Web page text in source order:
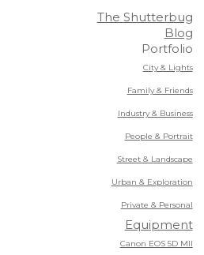
The Shutterbug
Blog
Portfolio
City & Lights
Family & Friends
Industry & Business
People & Portrait
Street & Landscape
Urban & Exploration
Private & Personal
Equipment
Canon EOS 5D MII